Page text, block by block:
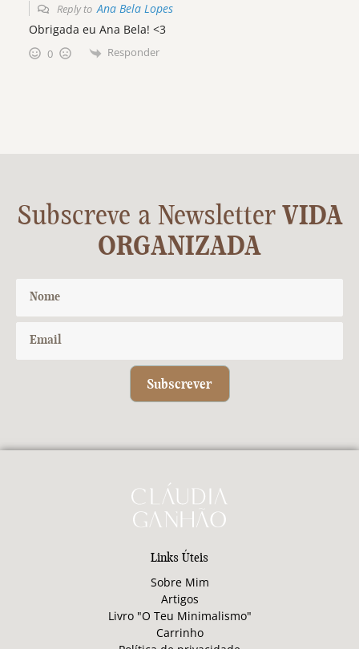
Reply toAna Bela Lopes
Obrigada eu Ana Bela! <3
0 Responder
Subscreve a NewsletterVIDA
ORGANIZADA
Subscrever
Links Úteis
Sobre Mim
Artigos
Livro "O Teu Minimalismo"
Carrinho